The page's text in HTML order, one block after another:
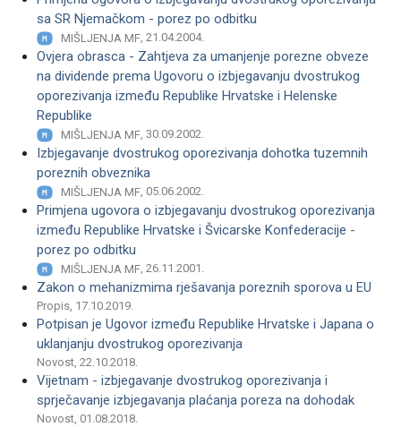
sa SR Njemačkom - porez po odbitku
MIŠLJENJA MF, 21.04.2004.
Ovjera obrasca - Zahtjeva za umanjenje porezne obveze
na dividende prema Ugovoru o izbjegavanju dvostrukog
oporezivanja između Republike Hrvatske i Helenske
Republike
MIŠLJENJA MF, 30.09.2002.
Izbjegavanje dvostrukog oporezivanja dohotka tuzemnih
poreznih obveznika
MIŠLJENJA MF, 05.06.2002.
Primjena ugovora o izbjegavanju dvostrukog oporezivanja
između Republike Hrvatske i Švicarske Konfederacije -
porez po odbitku
MIŠLJENJA MF, 26.11.2001.
Zakon o mehanizmima rješavanja poreznih sporova u EU
Propis, 17.10.2019.
Potpisan je Ugovor između Republike Hrvatske i Japana o
uklanjanju dvostrukog oporezivanja
Novost, 22.10.2018.
Vijetnam - izbjegavanje dvostrukog oporezivanja i
sprječavanje izbjegavanja plaćanja poreza na dohodak
Novost, 01.08.2018.